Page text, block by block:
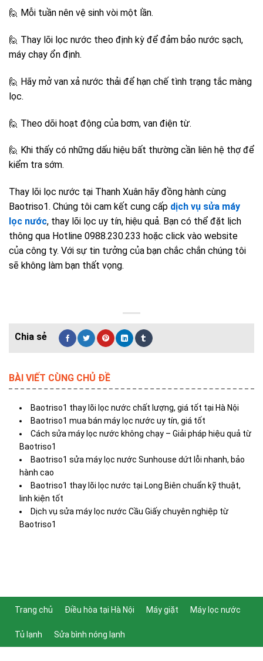
🙋 Mỗi tuần nên vệ sinh vòi một lần.
🙋 Thay lõi lọc nước theo định kỳ để đảm bảo nước sạch,
máy chạy ổn định.
🙋 Hãy mở van xả nước thải để hạn chế tình trạng tắc màng
lọc.
🙋 Theo dõi hoạt động của bơm, van điện từ.
🙋 Khi thấy có những dấu hiệu bất thường cần liên hệ thợ để
kiểm tra sớm.
Thay lõi lọc nước tại Thanh Xuân hãy đồng hành cùng
Baotriso1. Chúng tôi cam kết cung cấp dịch vụ sửa máy
lọc nước, thay lõi lọc uy tín, hiệu quả. Bạn có thể đặt lịch
thông qua Hotline 0988.230.233 hoặc click vào website
của công ty. Với sự tin tưởng của bạn chắc chắn chúng tôi
sẽ không làm bạn thất vọng.
BÀI VIẾT CÙNG CHỦ ĐỀ
Baotriso1 thay lõi lọc nước chất lượng, giá tốt tại Hà Nội
Baotriso1 mua bán máy lọc nước uy tín, giá tốt
Cách sửa máy lọc nước không chạy – Giải pháp hiệu quả từ
Baotriso1
Baotriso1 sửa máy lọc nước Sunhouse dứt lỗi nhanh, bảo
hành cao
Baotriso1 thay lõi lọc nước tại Long Biên chuẩn kỹ thuật,
linh kiện tốt
Dịch vụ sửa máy lọc nước Cầu Giấy chuyên nghiệp từ
Baotriso1
Trang chủ Điều hòa tại Hà Nội Máy giặt Máy lọc nước
Tủ lạnh Sửa bình nóng lạnh